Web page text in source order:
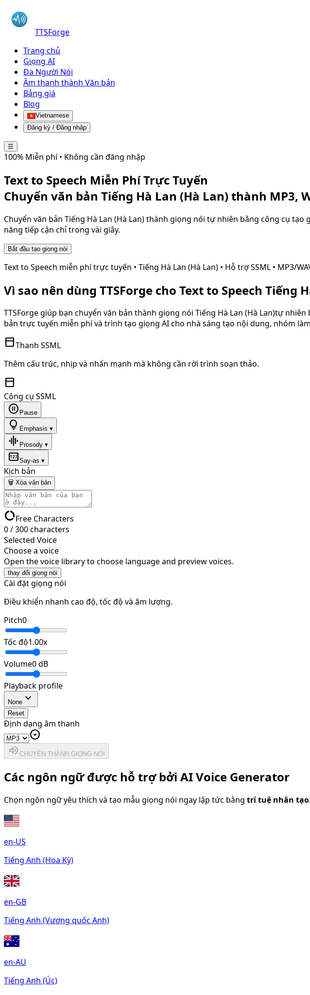
TTSForge
Trang chủ
Giọng AI
Đa Người Nói
Âm thanh thành Văn bản
Bảng giá
Blog
Vietnamese
Đăng ký / Đăng nhập
☰
100% Miễn phí • Không cần đăng nhập
Text to Speech Miễn Phí Trực Tuyến
Chuyển văn bản Tiếng Hà Lan (Hà Lan)thành MP3,
Chuyển văn bản Tiếng Hà Lan (Hà Lan)thành giọng nói tự nhiên bằng công cụ tạo
năng tiếp cận chỉ trong vài giây.
Bắt đầu tạo giọng nói
Text to Speech miễn phí trực tuyến • Tiếng Hà Lan (Hà Lan) • Hỗ trợ SSML • MP3/
Vì sao nên dùng TTSForge cho Text to Speech Tiếng
TTSForge giúp bạn chuyển văn bản thành giọng nói Tiếng Hà Lan (Hà Lan)tự nhiên
bản trực tuyến miễn phí và trình tạo giọng AI cho nhà sáng tạo nội dung, nhóm
toolbarThanh SSML
Thêm cấu trúc, nhịp và nhấn mạnh mà không cần rời trình soạn thảo.
toolbar
Công cụ SSML
pause_circle Pause
lightbulb Emphasis ▾
graphic_eq Prosody ▾
pinSay-as ▾
Kịch bản
🗑 Xóa văn bản
data_usageFree Characters
0/300characters
Selected Voice
Choose a voice
Open the voice library to choose language and preview voices.
thay đổi giọng nói
Cài đặt giọng nói
Điều khiển nhanh cao độ, tốc độ và âm lượng.
Pitch0
Tốc độ1.00x
Volume0dB
Playback profile
None expand_more
Reset
Định dạng âm thanh
arrow_drop_down_circle
volume_up CHUYỂN THÀNH GIỌNG NÓI
Các ngôn ngữ được hỗ trợ bởi AI Voice Generator
Chọn ngôn ngữ yêu thích và tạo mẫu giọng nói ngay lập tức bằng trí tuệ nhân tạo.
en-US
Tiếng Anh (Hoa Kỳ)
en-GB
Tiếng Anh (Vương quốc Anh)
en-AU
Tiếng Anh (Úc)